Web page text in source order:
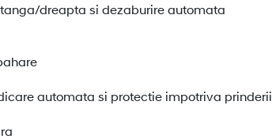
dreapta si dezaburire automata
automata si protectie impotriva prinderii